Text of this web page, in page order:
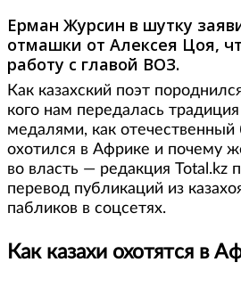
Ерман Журсин в шутку
отмашки от Алексея Цоя,
работу с главой ВОЗ.
Как казахский поэт
кого нам передалась
медалями, как отечественный
охотился в Африке и почему
во власть — редакция Total.kz
перевод публикаций из
пабликов в соцсетях.
Как казахи охотятся в